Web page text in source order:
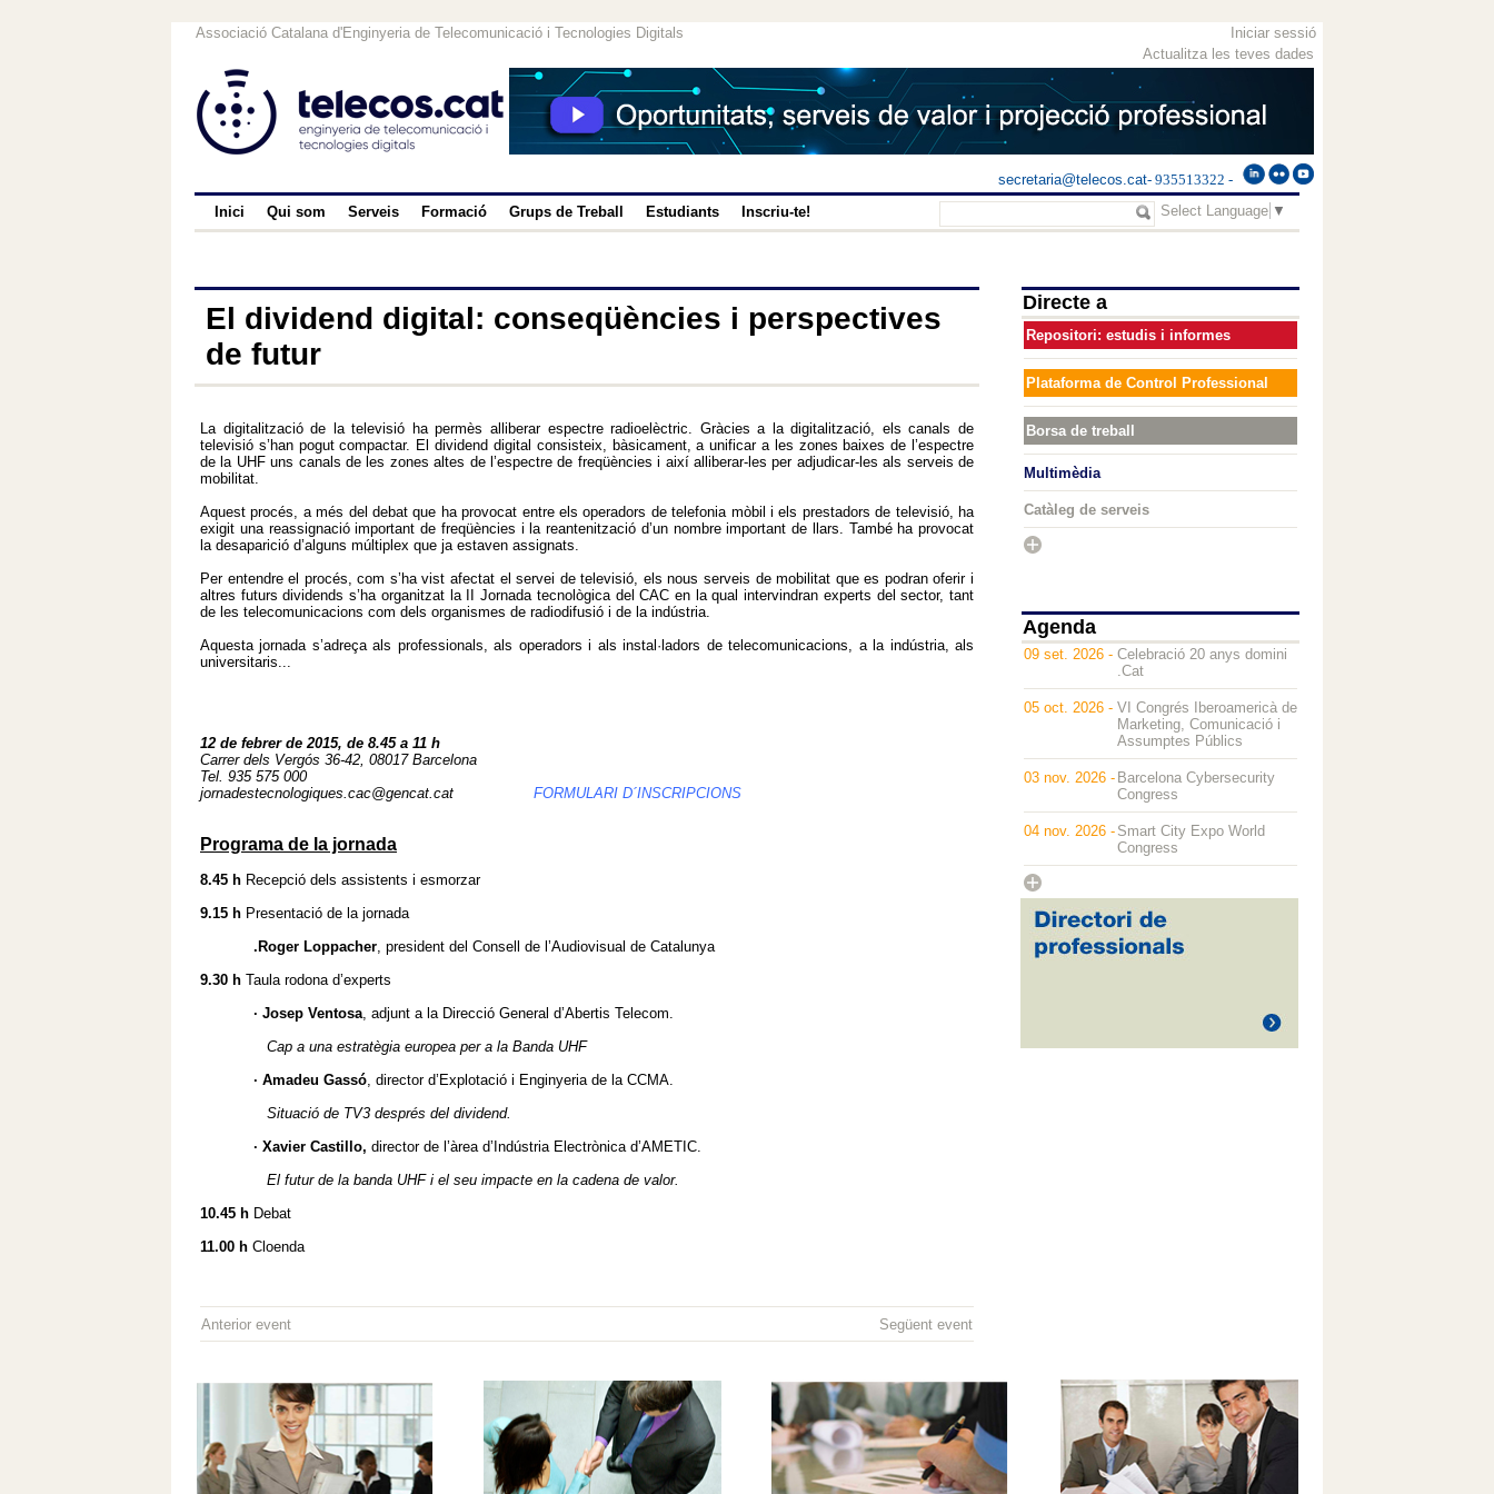
Associació Catalana d'Enginyeria de Telecomunicació i Tecnologies Digitals
Iniciar sessió
Actualitza les teves dades
secretaria@telecos.cat- 935513322 -
Inici
Qui som Serveis Formació Grups de Treball Estudiants Inscriu-te! Select Language ▼
El dividend digital: conseqüències i perspectives
de futur
La digitalització de la televisió ha permès alliberar espectre radioelèctric. Gràcies a la digitalització, els canals de
televisió s’han pogut compactar. El dividend digital consisteix, bàsicament, a unificar a les zones baixes de l’espectre
de la UHF uns canals de les zones altes de l’espectre de freqüències i així alliberar-les per adjudicar-les als serveis de
mobilitat.
Aquest procés, a més del debat que ha provocat entre els operadors de telefonia mòbil i els prestadors de televisió, ha
exigit una reassignació important de freqüències i la reantenització d’un nombre important de llars. També ha provocat
la desaparició d’alguns múltiplex que ja estaven assignats.
Per entendre el procés, com s’ha vist afectat el servei de televisió, els nous serveis de mobilitat que es podran oferir i
altres futurs dividends s’ha organitzat la II Jornada tecnològica del CAC en la qual intervindran experts del sector, tant
de les telecomunicacions com dels organismes de radiodifusió i de la indústria.
Aquesta jornada s’adreça als professionals, als operadors i als instal·ladors de telecomunicacions, a la indústria, als
universitaris...
12 de febrer de 2015, de 8.45 a 11 h
Carrer dels Vergós 36-42, 08017 Barcelona
Tel. 935 575 000
jornadestecnologiques.cac@gencat.cat FORMULARI D´INSCRIPCIONS
Programa de la jornada
8.45 h Recepció dels assistents i esmorzar
9.15 h Presentació de la jornada
.Roger Loppacher, president del Consell de l’Audiovisual de Catalunya
9.30 h Taula rodona d’experts
· Josep Ventosa, adjunt a la Direcció General d’Abertis Telecom.
Cap a una estratègia europea per a la Banda UHF
· Amadeu Gassó, director d’Explotació i Enginyeria de la CCMA.
Situació de TV3 després del dividend.
· Xavier Castillo, director de l’àrea d’Indústria Electrònica d’AMETIC.
El futur de la banda UHF i el seu impacte en la cadena de valor.
10.45 h Debat
11.00 h Cloenda
Anterior event Següent event
Directe a
Repositori: estudis i informes
Plataforma de Control Professional
Borsa de treball
Multimèdia
Catàleg de serveis
Agenda
09 set. 2026 - Celebració 20 anys domini
.Cat
05 oct. 2026 - VI Congrés Iberoamericà de
Marketing, Comunicació i
Assumptes Públics
03 nov. 2026 - Barcelona Cybersecurity
Congress
04 nov. 2026 - Smart City Expo World
Congress